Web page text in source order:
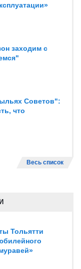
заходим с
Советов":
что
Весь список
Тольятти